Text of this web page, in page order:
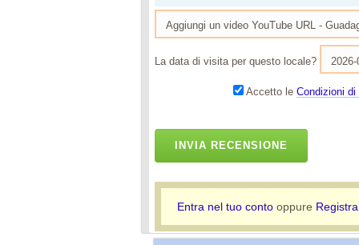
La data di visita per questo locale?
Accetto le Condizioni di
INVIA RECENSIONE
Entra nel tuo contooppure Registra